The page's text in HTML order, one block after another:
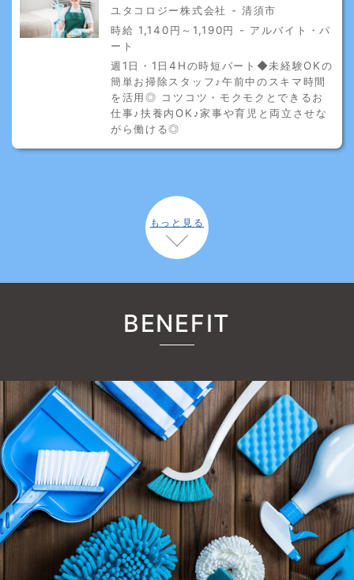
ユタコロジー株式会社 - 清須市
時給 1,140円～1,190円 - アルバイト・パ
ート
週1日・1日4Hの時短パート◆未経験OKの
簡単お掃除スタッフ♪午前中のスキマ時間
を活用◎ コツコツ・モクモクとできるお
仕事♪扶養内OK♪家事や育児と両立させな
がら働ける◎
もっと見る
BENEFIT